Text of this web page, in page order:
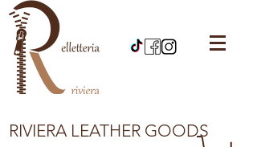
RIVIERA LEATHER GOODS